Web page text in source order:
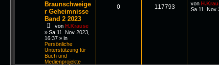
Braunschweige
r Geheimnisse
Band 2 2023
von H.Krause
» Sa 11. Nov 2023,
16:37 » in
Persönliche
Unterstützung für
Buch und
Medienprojekte
0 117793 von
Sa 11. Nov